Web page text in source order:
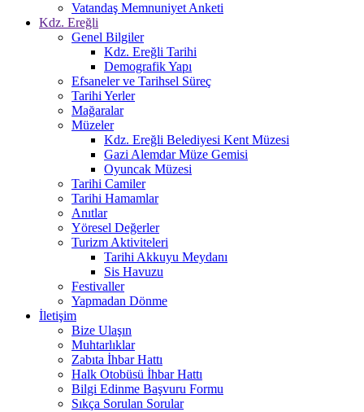
Vatandaş Memnuniyet Anketi
Kdz. Ereğli
Genel Bilgiler
Kdz. Ereğli Tarihi
Demografik Yapı
Efsaneler ve Tarihsel Süreç
Tarihi Yerler
Mağaralar
Müzeler
Kdz. Ereğli Belediyesi Kent Müzesi
Gazi Alemdar Müze Gemisi
Oyuncak Müzesi
Tarihi Camiler
Tarihi Hamamlar
Anıtlar
Yöresel Değerler
Turizm Aktiviteleri
Tarihi Akkuyu Meydanı
Sis Havuzu
Festivaller
Yapmadan Dönme
İletişim
Bize Ulaşın
Muhtarlıklar
Zabıta İhbar Hattı
Halk Otobüsü İhbar Hattı
Bilgi Edinme Başvuru Formu
Sıkça Sorulan Sorular